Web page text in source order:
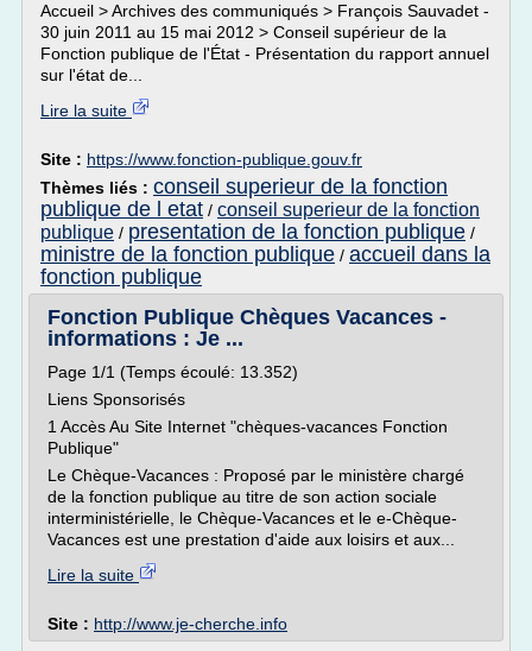
Accueil > Archives des communiqués > François Sauvadet -
30 juin 2011 au 15 mai 2012 > Conseil supérieur de la
Fonction publique de l'État - Présentation du rapport annuel
sur l'état de...
Lire la suite
Site : https://www.fonction-publique.gouv.fr
Thèmes liés : conseil superieur de la fonction
publique de l etat / conseil superieur de la fonction
publique / presentation de la fonction publique /
ministre de la fonction publique / accueil dans la
fonction publique
Fonction Publique Chèques Vacances -
informations : Je ...
Page 1/1 (Temps écoulé: 13.352)
Liens Sponsorisés
1 Accès Au Site Internet "chèques-vacances Fonction
Publique"
Le Chèque-Vacances : Proposé par le ministère chargé
de la fonction publique au titre de son action sociale
interministérielle, le Chèque-Vacances et le e-Chèque-
Vacances est une prestation d'aide aux loisirs et aux...
Lire la suite
Site : http://www.je-cherche.info